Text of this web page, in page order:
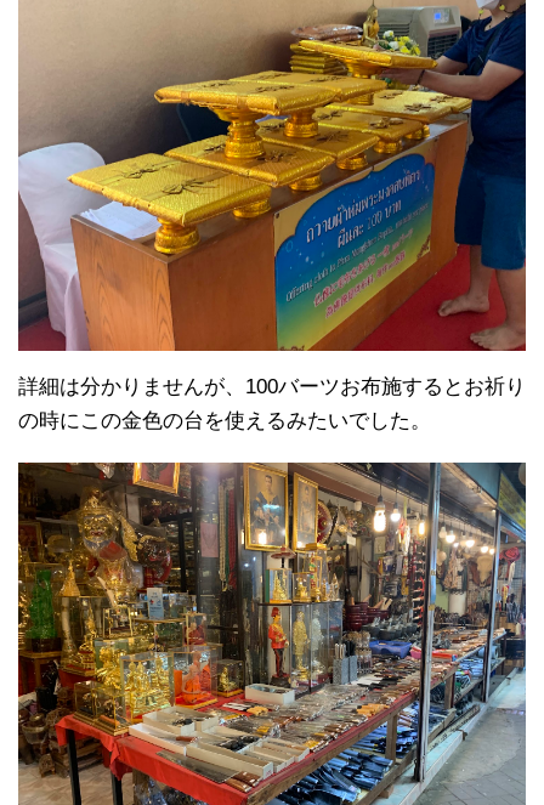
詳細は分かりませんが、100バーツお布施するとお祈り
の時にこの金色の台を使えるみたいでした。